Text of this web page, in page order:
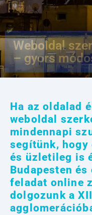
Weboldal
– gyors
Ha az oldalad
weboldal
mindennapi
segítünk, hogy
és üzletileg is
Budapesten
feladat online
dolgozunk a